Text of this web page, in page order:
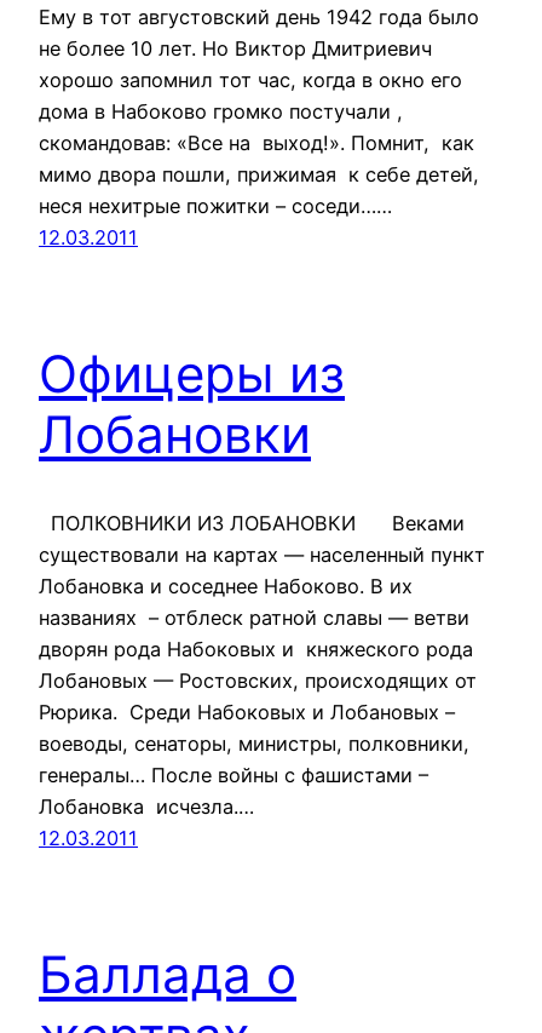
Ему в тот августовский день 1942 года было
не более 10 лет. Но Виктор Дмитриевич
хорошо запомнил тот час, когда в окно его
дома в Набоково громко постучали ,
скомандовав: «Все на выход!». Помнит, как
мимо двора пошли, прижимая к себе детей,
неся нехитрые пожитки – соседи……
12.03.2011
Офицеры из
Лобановки
ПОЛКОВНИКИ ИЗ ЛОБАНОВКИ Веками
существовали на картах — населенный пункт
Лобановка и соседнее Набоково. В их
названиях – отблеск ратной славы — ветви
дворян рода Набоковых и княжеского рода
Лобановых — Ростовских, происходящих от
Рюрика. Среди Набоковых и Лобановых –
воеводы, сенаторы, министры, полковники,
генералы… После войны с фашистами –
Лобановка исчезла.…
12.03.2011
Баллада о